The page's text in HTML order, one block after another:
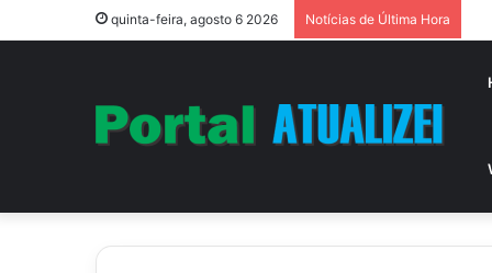
quinta-feira, agosto 6 2026 Notícias de Última Hora